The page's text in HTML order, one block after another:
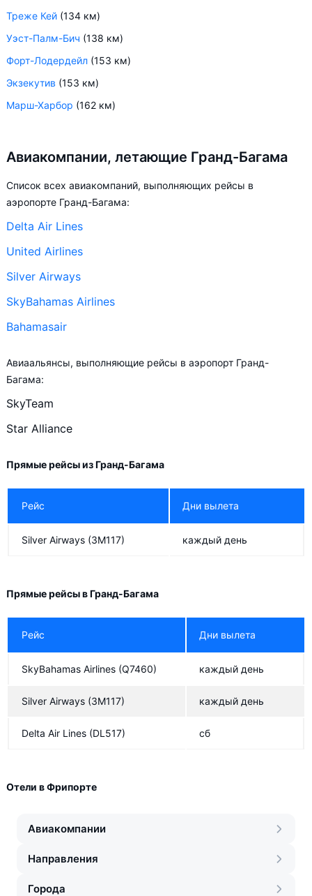
Треже Кей (134 км)
Уэст-Палм-Бич (138 км)
Форт-Лодердейл (153 км)
Экзекутив (153 км)
Марш-Харбор (162 км)
Авиакомпании, летающие Гранд-Багама
Список всех авиакомпаний, выполняющих рейсы в
аэропорте Гранд-Багама:
Delta Air Lines
United Airlines
Silver Airways
SkyBahamas Airlines
Bahamasair
Авиаальянсы, выполняющие рейсы в аэропорт Гранд-
Багама:
SkyTeam
Star Alliance
Прямые рейсы из Гранд-Багама
Рейс Дни вылета
Silver Airways (3M117) каждый день
Прямые рейсы в Гранд-Багама
Рейс Дни вылета
SkyBahamas Airlines (Q7460) каждый день
Silver Airways (3M117) каждый день
Delta Air Lines (DL517) сб
Отели в Фрипорте
Авиакомпании
Направления
Города